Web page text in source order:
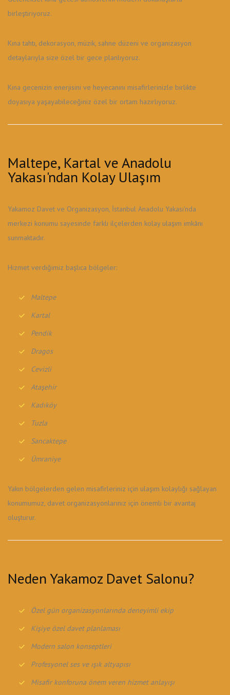
birleştiriyoruz.
Kına tahtı, dekorasyon, müzik, sahne düzeni ve organizasyon
detaylarıyla size özel bir gece planlıyoruz.
Kına gecenizin enerjisini ve heyecanını misafirlerinizle birlikte
doyasıya yaşayabileceğiniz özel bir ortam hazırlıyoruz.
Maltepe, Kartal ve Anadolu
Yakası'ndan Kolay Ulaşım
Yakamoz Davet ve Organizasyon, İstanbul Anadolu Yakası'nda
merkezi konumu sayesinde farklı ilçelerden kolay ulaşım imkânı
sunmaktadır.
Hizmet verdiğimiz başlıca bölgeler:
Maltepe
Kartal
Pendik
Dragos
Cevizli
Ataşehir
Kadıköy
Tuzla
Sancaktepe
Ümraniye
Yakın bölgelerden gelen misafirleriniz için ulaşım kolaylığı sağlayan
konumumuz, davet organizasyonlarınız için önemli bir avantaj
oluşturur.
Neden Yakamoz Davet Salonu?
Özel gün organizasyonlarında deneyimli ekip
Kişiye özel davet planlaması
Modern salon konseptleri
Profesyonel ses ve ışık altyapısı
Misafir konforuna önem veren hizmet anlayışı